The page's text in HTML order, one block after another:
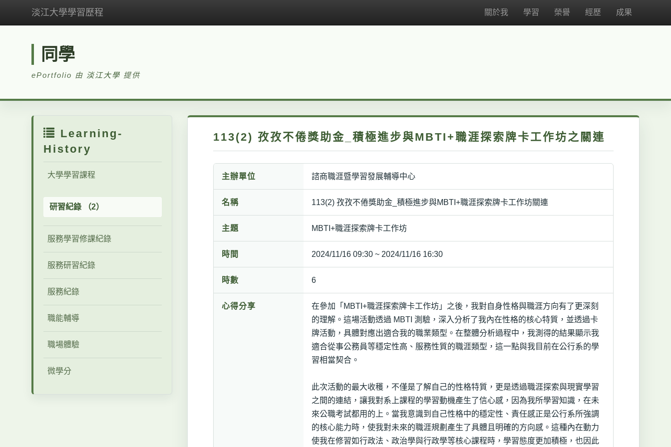
淡江大學學習歷程 關於我 學習 榮譽 經歷 成果
同學
ePortfolio 由 淡江大學 提供
Learning-
History
大學學習課程
研習紀錄 （2）
服務學習修課紀錄
服務研習紀錄
服務紀錄
職能輔導
職場體驗
微學分
113(2) 孜孜不倦獎助金_積極進步與MBTI+職涯探索牌卡工作坊之關連
主辦單位 諮商職涯暨學習發展輔導中心
名稱 113(2) 孜孜不倦獎助金_積極進步與MBTI+職涯探索牌卡工作坊關連
主題 MBTI+職涯探索牌卡工作坊
時間 2024/11/16 09:30 ~ 2024/11/16 16:30
時數 6
心得分享
在參加「MBTI+職涯探索牌卡工作坊」之後，我對自身性格與職涯方向有了更深刻
的理解。這場活動透過 MBTI 測驗，深入分析了我內在性格的核心特質，並透過卡
牌活動，具體對應出適合我的職業類型。在整體分析過程中，我測得的結果顯示我
適合從事公務員等穩定性高、服務性質的職涯類型，這一點與我目前在公行系的學
習相當契合。
此次活動的最大收穫，不僅是了解自己的性格特質，更是透過職涯探索與現實學習
之間的連結，讓我對系上課程的學習動機產生了信心感，因為我所學習知識，在未
來公職考試都用的上。當我意識到自己性格中的穩定性、責任感正是公行系所強調
的核心能力時，使我對未來的職涯規劃產生了具體且明確的方向感。這種內在動力
使我在修習如行政法、政治學與行政學等核心課程時，學習態度更加積極，也因此